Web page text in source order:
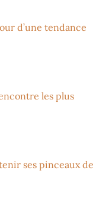
d’une tendance
les plus
ses pinceaux de